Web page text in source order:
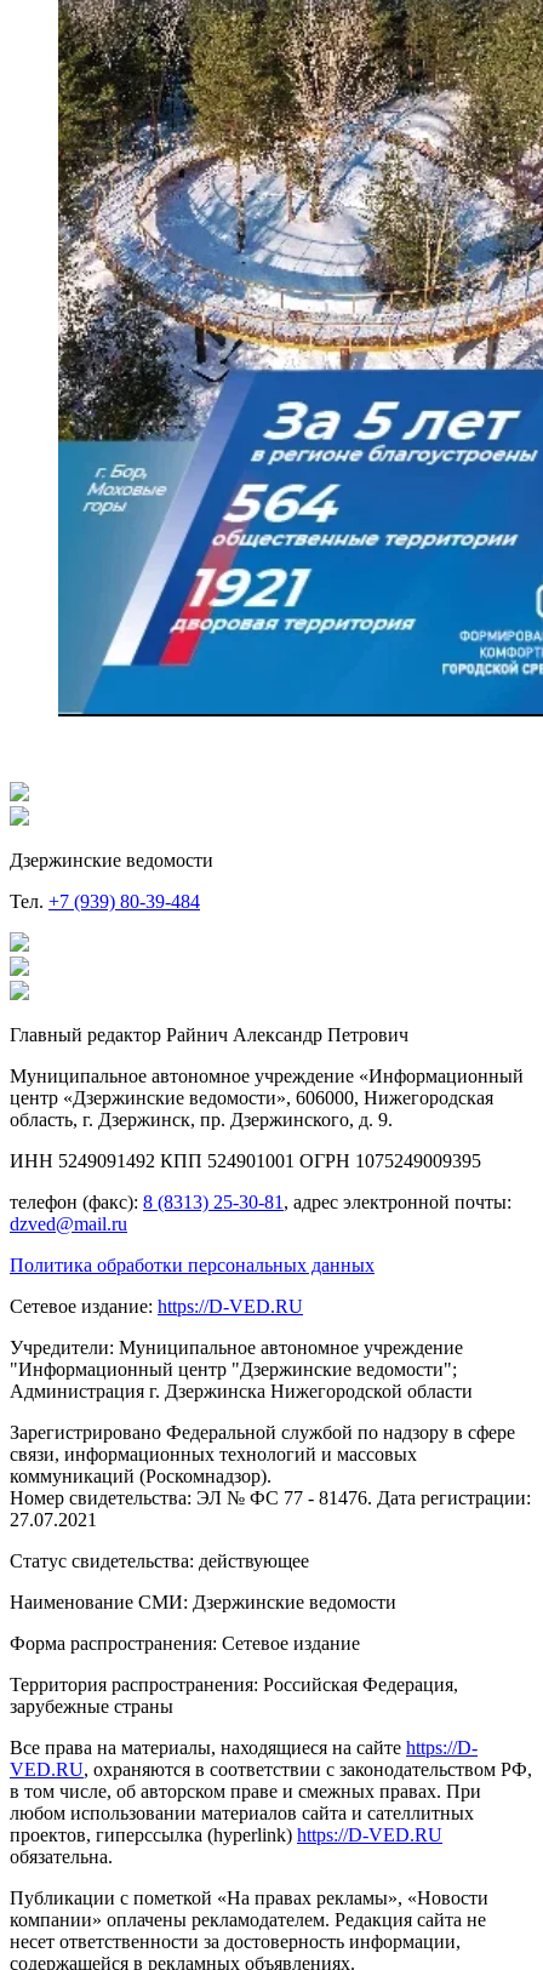
Дзержинские ведомости
Тел. +7 (939) 80-39-484
Главный редактор Райнич Александр Петрович
Муниципальное автономное учреждение «Информационный
центр «Дзержинские ведомости», 606000, Нижегородская
область, г. Дзержинск, пр. Дзержинского, д. 9.
ИНН 5249091492 КПП 524901001 ОГРН 1075249009395
телефон (факс): 8 (8313) 25-30-81 , адрес электронной почты:
dzved@mail.ru
Политика обработки персональных данных
Сетевое издание: https://D-VED.RU
Учредители: Муниципальное автономное учреждение
"Информационный центр "Дзержинские ведомости";
Администрация г. Дзержинска Нижегородской области
Зарегистрировано Федеральной службой по надзору в сфере
связи, информационных технологий и массовых
коммуникаций (Роскомнадзор).
Номер свидетельства: ЭЛ № ФС 77 - 81476. Дата регистрации:
27.07.2021
Статус свидетельства: действующее
Наименование СМИ: Дзержинские ведомости
Форма распространения: Сетевое издание
Территория распространения: Российская Федерация,
зарубежные страны
Все права на материалы, находящиеся на сайте https://D-
VED.RU, охраняются в соответствии с законодательством РФ,
в том числе, об авторском праве и смежных правах. При
любом использовании материалов сайта и сателлитных
проектов, гиперссылка (hyperlink) https://D-VED.RU
обязательна.
Публикации с пометкой «На правах рекламы», «Новости
компании» оплачены рекламодателем. Редакция сайта не
несет ответственности за достоверность информации,
содержащейся в рекламных объявлениях.